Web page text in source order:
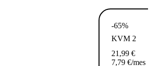
-65%
KVM 2
21,99 €
7,79 €/mes